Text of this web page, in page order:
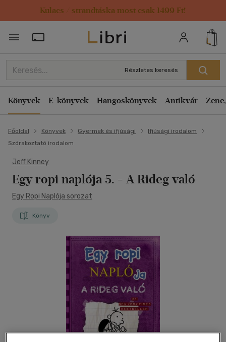
Kulacs / strandtáska most csak 1499 Ft!
Törzsvásárlói Kártya adatai
Részletes keresés
Könyvek E-könyvek Hangoskönyvek Antikvár
Főoldal Könyvek Gyermek és ifjúsági
Ifjúsági irodalom
Szórakoztató irodalom
Jeff Kinney
Egy ropi naplója 5. - A Rideg való
Egy Ropi Naplója sorozat
Könyv